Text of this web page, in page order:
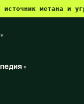
метана и угроза
▾
▾